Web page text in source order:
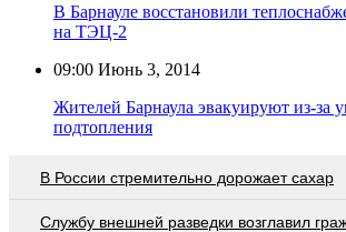
В Барнауле восстановили
на ТЭЦ-2
09:00 Июнь 3, 2014
Жителей Барнаула эвакуируют из-за
подтопления
В России стремительно дорожает сахар
Службу внешней разведки возглавил